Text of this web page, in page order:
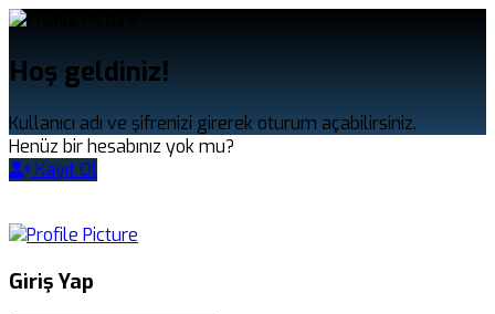
Hoş geldiniz!
Kullanıcı adı ve şifrenizi girerek oturum açabilirsiniz.
Henüz bir hesabınız yok mu?
Kayıt Ol
Giriş Yap